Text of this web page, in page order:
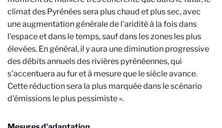
climat des Pyrénées sera plus chaud et plus sec, avec
une augmentation générale de l'aridité à la fois dans
l'espace et dans le temps, sauf dans les zones les plus
élevées. En général, il y aura une diminution progressive
des débits annuels des rivières pyrénéennes, qui
s'accentuera au fur et à mesure que le siècle avance.
Cette réduction sera la plus marquée dans le scénario
d'émissions le plus pessimiste ».